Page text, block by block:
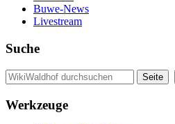
Buwe-News
Livestream
Suche
Werkzeuge